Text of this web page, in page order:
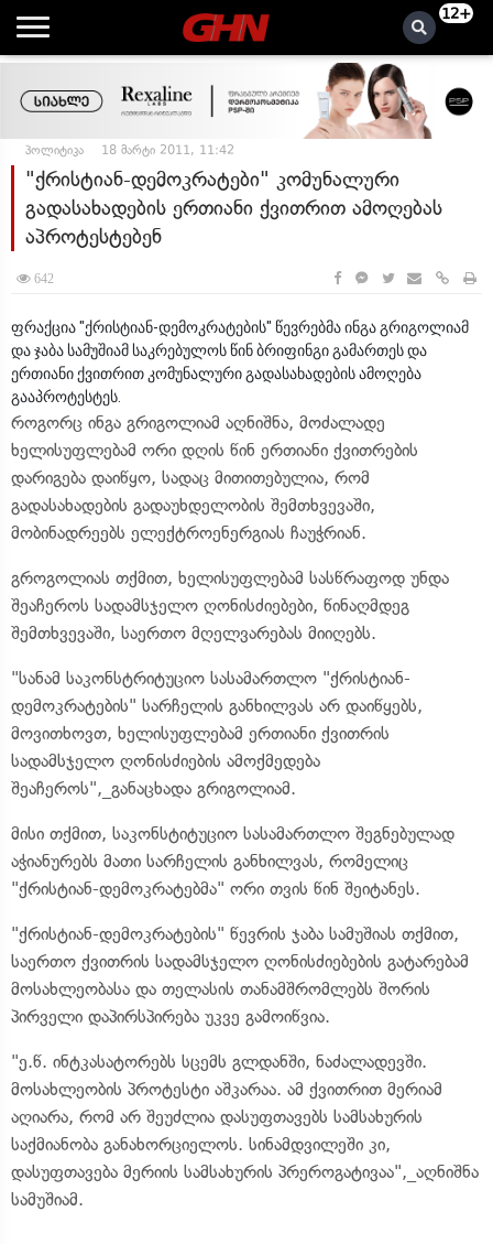
12+
პოლიტიკა 18 მარტი 2011, 11:42
"ქრისტიან-დემოკრატები" კომუნალური
გადასახადების ერთიანი ქვითრით ამოღებას
აპროტესტებენ
642
ფრაქცია "ქრისტიან-დემოკრატების" წევრებმა ინგა გრიგოლიამ
და ჯაბა სამუშიამ საკრებულოს წინ ბრიფინგი გამართეს და
ერთიანი ქვითრით კომუნალური გადასახადების ამოღება
გააპროტესტეს.
როგორც ინგა გრიგოლიამ აღნიშნა, მოძალადე
ხელისუფლებამ ორი დღის წინ ერთიანი ქვითრების
დარიგება დაიწყო, სადაც მითითებულია, რომ
გადასახადების გადაუხდელობის შემთხვევაში,
მობინადრეებს ელექტროენერგიას ჩაუჭრიან.
გროგოლიას თქმით, ხელისუფლებამ სასწრაფოდ უნდა
შეაჩეროს სადამსჯელო ღონისძიებები, წინაღმდეგ
შემთხვევაში, საერთო მღელვარებას მიიღებს.
"სანამ საკონსტრიტუციო სასამართლო "ქრისტიან-
დემოკრატების" სარჩელის განხილვას არ დაიწყებს,
მოვითხოვთ, ხელისუფლებამ ერთიანი ქვითრის
სადამსჯელო ღონისძიების ამოქმედება
შეაჩეროს",_განაცხადა გრიგოლიამ.
მისი თქმით, საკონსტიტუციო სასამართლო შეგნებულად
აჭიანურებს მათი სარჩელის განხილვას, რომელიც
"ქრისტიან-დემოკრატებმა" ორი თვის წინ შეიტანეს.
"ქრისტიან-დემოკრატების" წევრის ჯაბა სამუშიას თქმით,
საერთო ქვითრის სადამსჯელო ღონისძიებების გატარებამ
მოსახლეობასა და თელასის თანამშრომლებს შორის
პირველი დაპირსპირება უკვე გამოიწვია.
"ე.წ. ინტკასატორებს სცემს გლდანში, ნაძალადევში.
მოსახლეობის პროტესტი აშკარაა. ამ ქვითრით მერიამ
აღიარა, რომ არ შეუძლია დასუფთავებს სამსახურის
საქმიანობა განახორციელოს. სინამდვილეში კი,
დასუფთავება მერიის სამსახურის პრეროგატივაა",_აღნიშნა
სამუშიამ.